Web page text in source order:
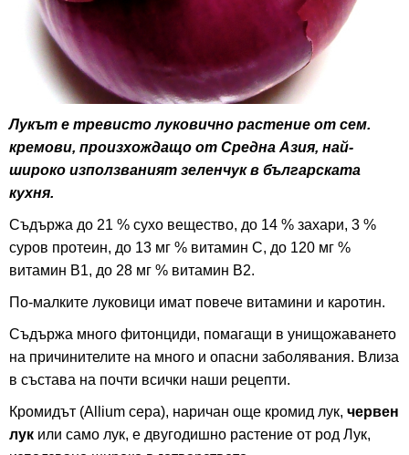
Лукът е тревисто луковично растение от сем.
кремови, произхождащо от Средна Азия, най-
широко използваният зеленчук в българската
кухня.
Съдържа до 21 % сухо вещество, до 14 % захари, 3 %
суров протеин, до 13 мг % витамин С, до 120 мг %
витамин В1, до 28 мг % витамин В2.
По-малките луковици имат повече витамини и каротин.
Съдържа много фитонциди, помагащи в унищожаването
на причинителите на много и опасни заболявания. Влиза
в състава на почти всички наши рецепти.
Кромидът (Allium cepa), наричан още кромид лук, червен
лук или само лук, е двугодишно растение от род Лук,